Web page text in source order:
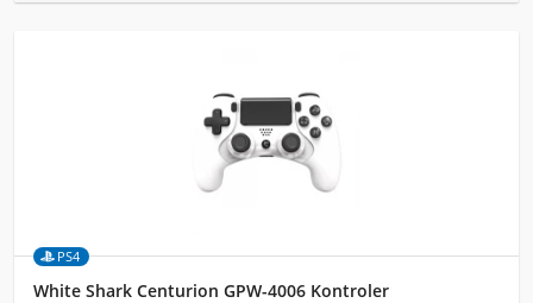
PS4
White Shark Centurion GPW-4006 Kontroler